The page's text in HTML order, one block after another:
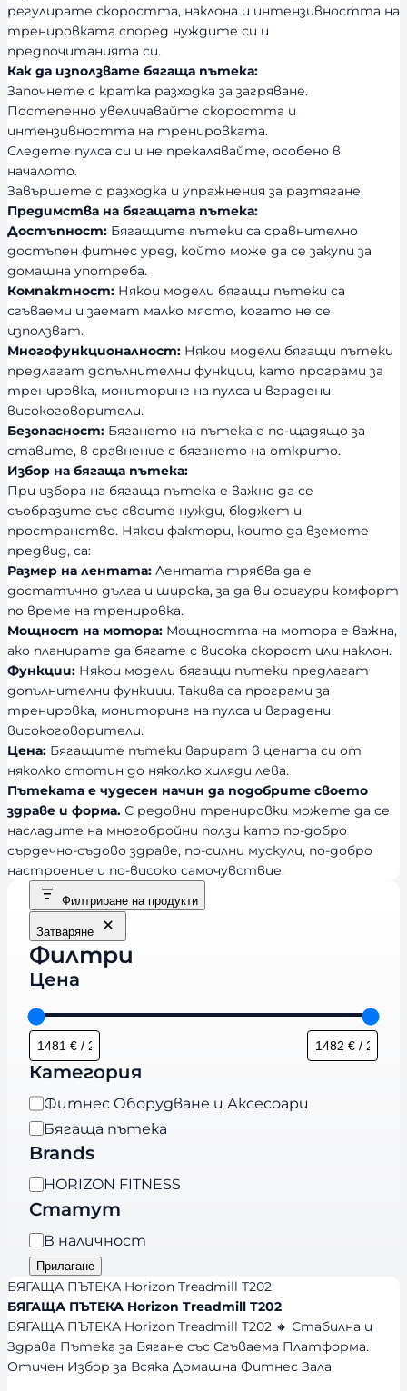
регулирате скоростта, наклона и интензивността на
тренировката според нуждите си и
предпочитанията си.
Как да използвате бягаща пътека:
Започнете с кратка разходка за загряване.
Постепенно увеличавайте скоростта и
интензивността на тренировката.
Следете пулса си и не прекалявайте, особено в
началото.
Завършете с разходка и упражнения за разтягане.
Предимства на бягащата пътека:
Достъпност: Бягащите пътеки са сравнително
достъпен фитнес уред, който може да се закупи за
домашна употреба.
Компактност: Някои модели бягащи пътеки са
сгъваеми и заемат малко място, когато не се
използват.
Многофункционалност: Някои модели бягащи пътеки
предлагат допълнителни функции, като програми за
тренировка, мониторинг на пулса и вградени
високоговорители.
Безопасност: Бягането на пътека е по-щадящо за
ставите, в сравнение с бягането на открито.
Избор на бягаща пътека:
При избора на бягаща пътека е важно да се
съобразите със своите нужди, бюджет и
пространство. Някои фактори, които да вземете
предвид, са:
Размер на лентата: Лентата трябва да е
достатъчно дълга и широка, за да ви осигури комфорт
по време на тренировка.
Мощност на мотора: Мощността на мотора е важна,
ако планирате да бягате с висока скорост или наклон.
Функции: Някои модели бягащи пътеки предлагат
допълнителни функции. Такива са програми за
тренировка, мониторинг на пулса и вградени
високоговорители.
Цена: Бягащите пътеки варират в цената си от
няколко стотин до няколко хиляди лева.
Пътеката е чудесен начин да подобрите своето
здраве и форма. С редовни тренировки можете да се
насладите на многобройни ползи като по-добро
сърдечно-съдово здраве, по-силни мускули, по-добро
настроение и по-високо самочувствие.
Филтриране на продукти
Затваряне
Филтри
Цена
Категория
К
а
т
г
о
р
и
я
Фитнес Оборудване и Аксесоари
Бягаща пътека
Brands
B
r
a
n
d
s
HORIZON FITNESS
Статут
Н
а
л
и
ч
н
о
В наличност
Прилагане
БЯГАЩА ПЪТЕКА Horizon Treadmill T202
БЯГАЩА ПЪТЕКА Horizon Treadmill T202
БЯГАЩА ПЪТЕКА Horizon Treadmill T202 🔸 Стабилна и
Здрава Пътека за Бягане със Сгъваема Платформа.
Отичен Избор за Всяка Домашна Фитнес Зала